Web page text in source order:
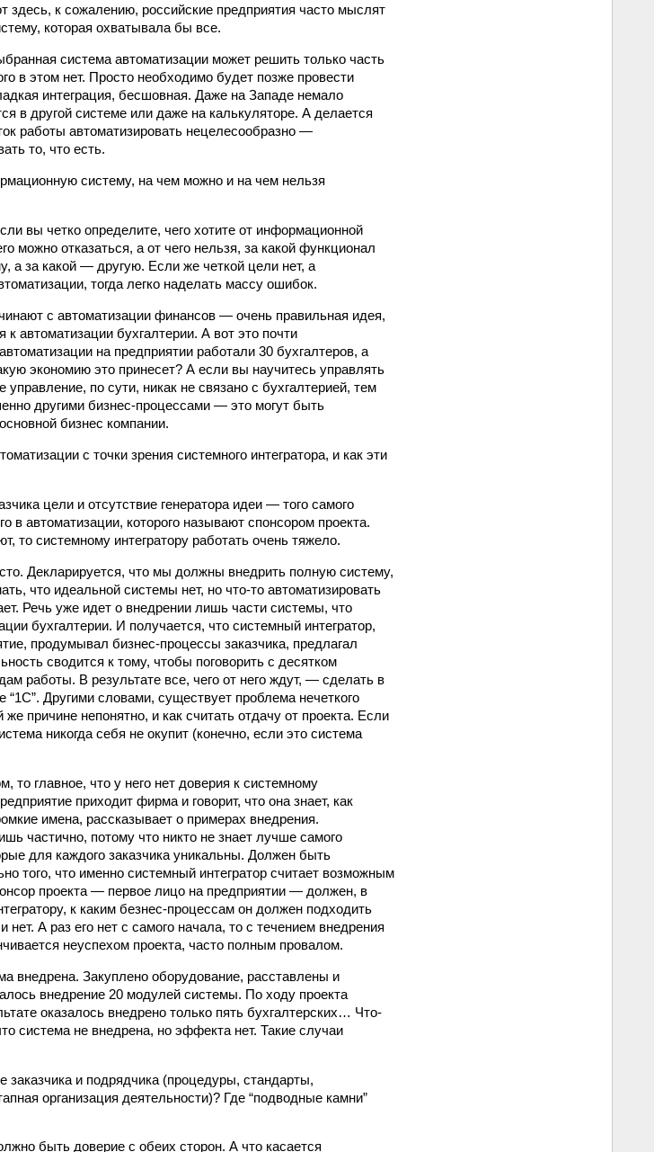
здесь, к сожалению, российские предприятия часто мыслят
которая охватывала бы все.
система автоматизации может решить только часть
в этом нет. Просто необходимо будет позже провести
интеграция, бесшовная. Даже на Западе немало
в другой системе или даже на калькуляторе. А делается
работы автоматизировать нецелесообразно —
то, что есть.
систему, на чем можно и на чем нельзя
вы четко определите, чего хотите от информационной
можно отказаться, а от чего нельзя, за какой функционал
а за какой — другую. Если же четкой цели нет, а
тогда легко наделать массу ошибок.
с автоматизации финансов — очень правильная идея,
автоматизации бухгалтерии. А вот это почти
на предприятии работали 30 бухгалтеров, а
экономию это принесет? А если вы научитесь управлять
по сути, никак не связано с бухгалтерией, тем
другими бизнес-процессами — это могут быть
бизнес компании.
с точки зрения системного интегратора, и как эти
цели и отсутствие генератора идеи — того самого
в автоматизации, которого называют спонсором проекта.
то системному интегратору работать очень тяжело.
Декларируется, что мы должны внедрить полную систему,
что идеальной системы нет, но что-то автоматизировать
Речь уже идет о внедрении лишь части системы, что
бухгалтерии. И получается, что системный интегратор,
продумывал бизнес-процессы заказчика, предлагал
сводится к тому, чтобы поговорить с десятком
работы. В результате все, чего от него ждут, — сделать в
“1С”. Другими словами, существует проблема нечеткого
причине непонятно, и как считать отдачу от проекта. Если
никогда себя не окупит (конечно, если это система
то главное, что у него нет доверия к системному
приходит фирма и говорит, что она знает, как
имена, рассказывает о примерах внедрения.
частично, потому что никто не знает лучше самого
для каждого заказчика уникальны. Должен быть
того, что именно системный интегратор считает возможным
проекта — первое лицо на предприятии — должен, в
к каким безнес-процессам он должен подходить
нет. А раз его нет с самого начала, то с течением внедрения
неуспехом проекта, часто полным провалом.
внедрена. Закуплено оборудование, расставлены и
внедрение 20 модулей системы. По ходу проекта
оказалось внедрено только пять бухгалтерских… Что-
система не внедрена, но эффекта нет. Такие случаи
заказчика и подрядчика (процедуры, стандарты,
организация деятельности)? Где “подводные камни”
быть доверие с обеих сторон. А что касается